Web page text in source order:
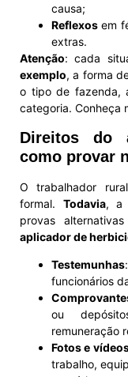
causa;
Reflexos em
extras.
Atenção: cada
exemplo, a forma
o tipo de fazenda,
categoria. Conheça
Direitos do
como provar
O trabalhador
formal. Todavia, a
provas
aplicador de
Testemunhas
funcionários
ou
remuneração
Fotos e
trabalho,